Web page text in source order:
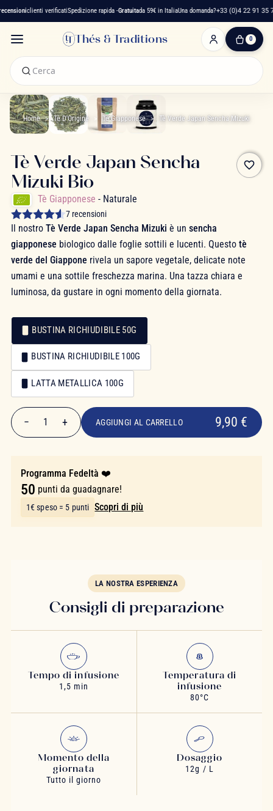
clienti verificatiSpedizione rapida -Gratuitada 59€ in ItaliaUna domanda?+33 (0)4 22 91 35 75
Thés & Traditions 0
0
Mio
Home Tè D'Origine Tè Giapponese Tè Verde Japan Sencha Mizuki
favorite_border
Tè Verde Japan Sencha
Mizuki Bio
Tè Giapponese - Naturale
7 recensioni
Il nostro Tè Verde Japan Sencha Mizuki è un sencha
giapponese biologico dalle foglie sottili e lucenti. Questo tè
verde del Giappone rivela un sapore vegetale, delicate note
umami e una sottile freschezza marina. Una tazza chiara e
luminosa, da gustare in ogni momento della giornata.
Confezionamento
Confezionamento
BUSTINA RICHIUDIBILE 50G
BUSTINA RICHIUDIBILE 100G
LATTA METALLICA 100G
9,90 €
− 1 + AGGIUNGI AL CARRELLO 9,90 €
Programma Fedeltà ❤️
50 punti da guadagnare!
1€ speso = 5 punti Scopri di più
LA NOSTRA ESPERIENZA
Consigli di preparazione
Tempo di infusione
1,5 min
Temperatura di
infusione
80°C
Momento della
giornata
Tutto il giorno
Dosaggio
12g / L